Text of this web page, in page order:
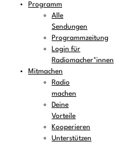
Programm
Alle
Sendungen
Programmzeitung
Login für
Radiomacher*innen
Mitmachen
Radio
machen
Deine
Vorteile
Kooperieren
Unterstützen